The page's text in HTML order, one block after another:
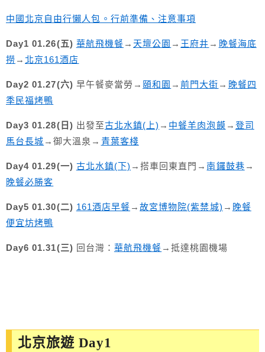
中國北京自由行懶人包。行前準備、注意事項
Day1 01.26(五) 華航飛機餐 → 天壇公園 → 王府井 → 晚餐海底
撈 → 北京161酒店
Day2 01.27(六) 早午餐麥當勞→ 頤和園 →前門大街 → 晚餐四
季民福烤鴨
Day3 01.28(日) 出發至古北水鎮(上) → 中餐羊肉泡饃 → 登司
馬台長城 →御大溫泉→ 青葉客棧
Day4 01.29(一) 古北水鎮(下) →搭車回東直門→南鑼鼓巷 →
晚餐必勝客
Day5 01.30(二) 161酒店早餐 →故宮博物院(紫禁城) → 晚餐
便宜坊烤鴨
Day6 01.31(三) 回台灣： 華航飛機餐 →抵達桃園機場
北京旅遊 Day1